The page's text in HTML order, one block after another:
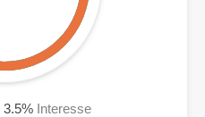
3.5% Interesse